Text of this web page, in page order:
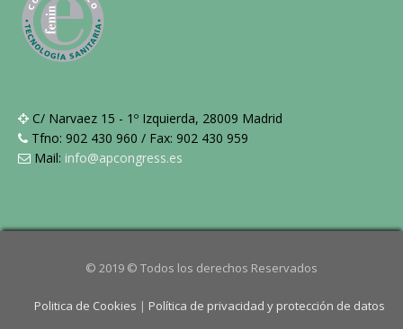
C/ Narvaez 15 - 1º Izquierda, 28009 Madrid
Tfno: 902 430 960 / Fax: 902 430 959
Mail: info@apcongress.es
© 2019 © Todos los derechos Reservados
Politica de Cookies | Política de privacidad y protección de datos